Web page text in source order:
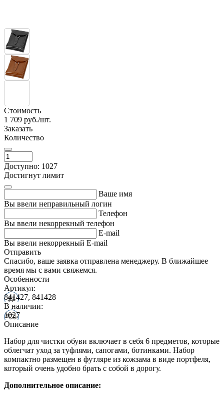
Стоимость
1 709 руб./шт.
Заказать
Количество
Доступно: 1027
Достигнут лимит
Ваше имя
Вы ввели неправильный логин
Телефон
Вы ввели некоррекный телефон
E-mail
Вы ввели некоррекный E-mail
Отправить
Спасибо, ваше заявка отправлена менеджеру. В ближайшее
время мы с вами свяжемся.
Особенности
Артикул:
841427, 841428
В наличии:
1027
Описание
Набор для чистки обуви включает в себя 6 предметов, которые
облегчат уход за туфлями, сапогами, ботинками. Набор
компактно размещен в футляре из кожзама в виде портфеля,
который очень удобно брать с собой в дорогу.
Дополнительное описание: